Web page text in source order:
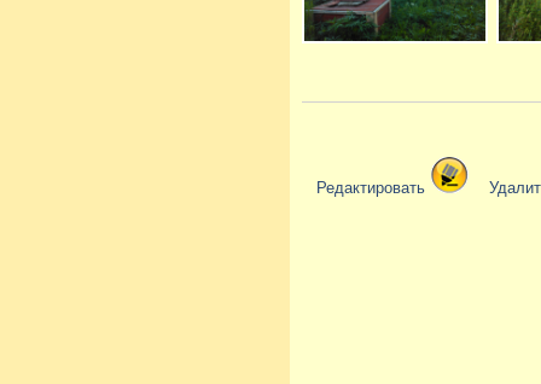
Редактировать